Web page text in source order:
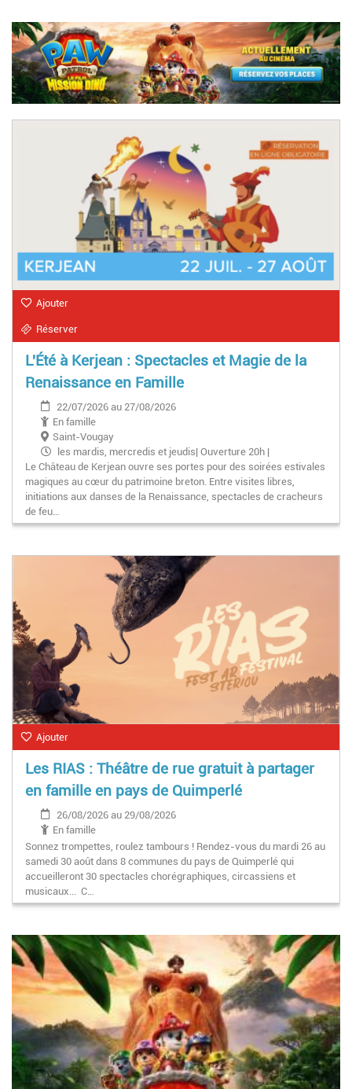
Ajouter
Réserver
L'Été à Kerjean : Spectacles et Magie de la
Renaissance en Famille
22/07/2026 au 27/08/2026
En famille
Saint-Vougay
les mardis, mercredis et jeudis| Ouverture 20h |
Projection à 22h30
Le Château de Kerjean ouvre ses portes pour des soirées estivales
magiques au cœur du patrimoine breton. Entre visites libres,
initiations aux danses de la Renaissance, spectacles de cracheurs
de feu…
Ajouter
Les RIAS : Théâtre de rue gratuit à partager
en famille en pays de Quimperlé
26/08/2026 au 29/08/2026
En famille
Sonnez trompettes, roulez tambours ! Rendez-vous du mardi 26 au
samedi 30 août dans 8 communes du pays de Quimperlé qui
accueilleront 30 spectacles chorégraphiques, circassiens et
musicaux... C…